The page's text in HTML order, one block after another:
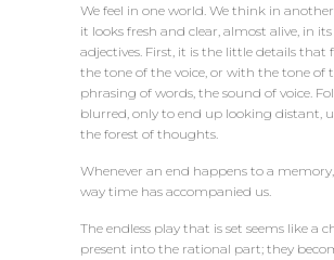
We feel in one world. We think in
it looks fresh and clear, almost alive, in
adjectives. First, it is the little details
the tone of the voice, or with the tone of
phrasing of words, the sound of voice.
blurred, only to end up looking distant,
the forest of thoughts.
Whenever an end happens to a
way time has accompanied us.
The endless play that is set seems like
present into the rational part; they